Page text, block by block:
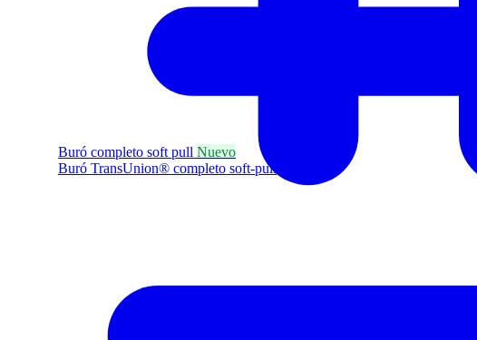
Buró completo soft pull Nuevo
Buró TransUnion® completo soft-pull